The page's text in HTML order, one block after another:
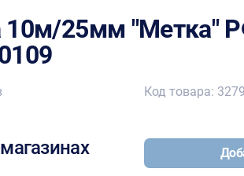
10м/25мм "Метка"
Код товара: